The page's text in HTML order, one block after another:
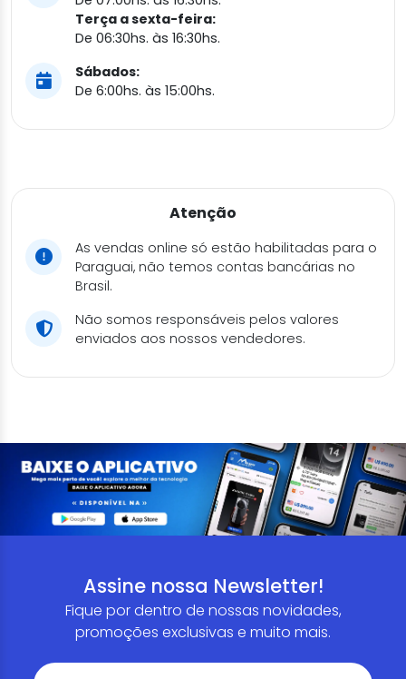
Terça a sexta-feira:
De 06:30hs. às 16:30hs.
Sábados:
De 6:00hs. às 15:00hs.
Atenção
As vendas online só estão habilitadas para o
Paraguai, não temos contas bancárias no
Brasil.
Não somos responsáveis pelos valores
enviados aos nossos vendedores.
Assine nossa Newsletter!
Fique por dentro de nossas novidades,
promoções exclusivas e muito mais.